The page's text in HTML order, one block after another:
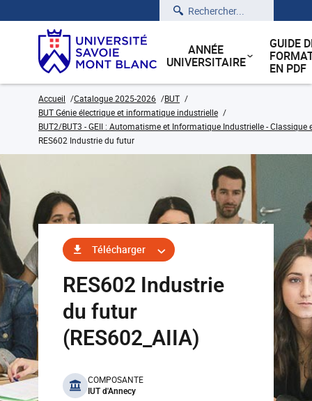
Rechercher
ANNÉE
UNIVERSITAIRE
GUIDE
EN PDF
Accueil Catalogue 2025-2026
BUT
BUT Génie électrique et informatique industrielle
BUT2/BUT3 - GEII : Automatisme et Informatique Industrielle - Classique
RES602 Industrie du futur
Télécharger
RES602 Industrie
du futur
(RES602_AIIA)
benefits
COMPOSANTE
IUT d'Annecy